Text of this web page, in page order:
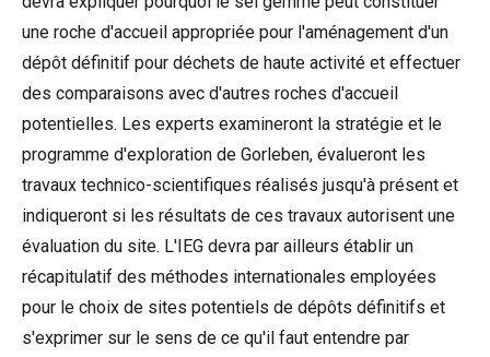
une roche d'accueil appropriée pour l'aménagement d'un
dépôt définitif pour déchets de haute activité et effectuer
des comparaisons avec d'autres roches d'accueil
potentielles. Les experts examineront la stratégie et le
programme d'exploration de Gorleben, évalueront les
travaux technico-scientifiques réalisés jusqu'à présent et
indiqueront si les résultats de ces travaux autorisent une
évaluation du site. L'IEG devra par ailleurs établir un
récapitulatif des méthodes internationales employées
pour le choix de sites potentiels de dépôts définitifs et
s'exprimer sur le sens de ce qu'il faut entendre par